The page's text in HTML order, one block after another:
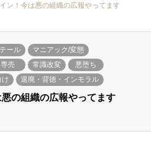
ン！今は悪の組織の広報やってます
ール
マニアック/変態
専売 常識改変
悪堕ち
け 退廃・背徳・インモラル
の組織の広報やってます